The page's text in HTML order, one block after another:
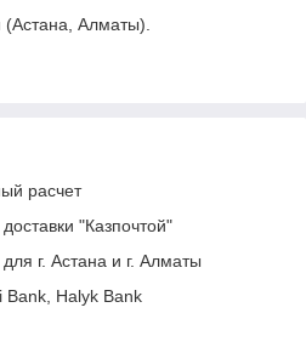
Алматы).
расчет
"Казпочтой"
г. Астана и г. Алматы
Bank, Halyk Bank